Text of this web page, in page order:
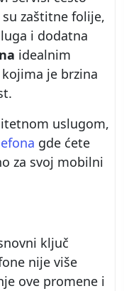
zaštitne folije,
i dodatna
idealnim
je brzina
uslugom,
gde ćete
za svoj mobilni
ključ
nije više
ove promene i